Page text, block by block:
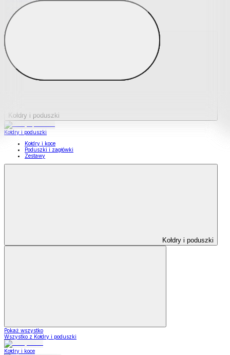
Podkładki na materace
Materace nawierzchniowe
Kołdry i poduszki
Kołdry i poduszki
Kołdry i koce
Poduszki i zagłówki
Zestawy
Kołdry i poduszki
Pokaż wszystko
Wszystko z Kołdry i poduszki
Kołdry i koce